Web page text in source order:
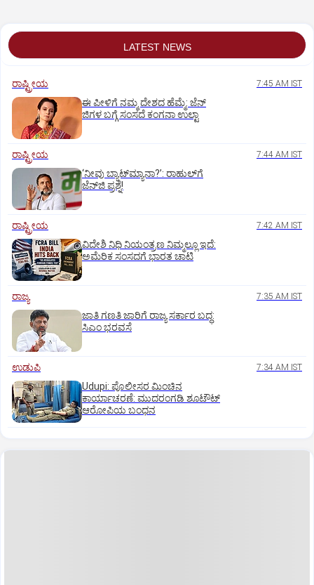
LATEST NEWS
ರಾಷ್ಟ್ರೀಯ 7:45 AM IST
ಈ ಪೀಳಿಗೆ ನಮ್ಮ ದೇಶದ ಹೆಮ್ಮೆ: ಜೆನ್‌
ಜಿಗಳ ಬಗ್ಗೆ ಸಂಸದೆ ಕಂಗನಾ ಉಲ್ಟಾ
ರಾಷ್ಟ್ರೀಯ 7:44 AM IST
‘ನೀವು ಬ್ಯಾಟ್‌ಮ್ಯಾನಾ?’: ರಾಹುಲ್‌ಗೆ
ಜೆನ್‌ಜಿ ಪ್ರಶ್ನೆ!
ರಾಷ್ಟ್ರೀಯ 7:42 AM IST
ವಿದೇಶಿ ನಿಧಿ ನಿಯಂತ್ರಣ ನಿಮ್ಮಲ್ಲೂ ಇದೆ:
ಅಮೆರಿಕ ಸಂಸದಗೆ ಭಾರತ ಚಾಟಿ
ರಾಜ್ಯ 7:35 AM IST
ಜಾತಿ ಗಣತಿ ಜಾರಿಗೆ ರಾಜ್ಯ ಸರ್ಕಾರ ಬದ್ಧ:
ಸಿಎಂ ಭರವಸೆ
ಉಡುಪಿ 7:34 AM IST
Udupi: ಪೊಲೀಸರ ಮಿಂಚಿನ
ಕಾರ್ಯಾಚರಣೆ: ಮುದರಂಗಡಿ ಶೂಟೌಟ್‌
ಆರೋಪಿಯ ಬಂಧನ